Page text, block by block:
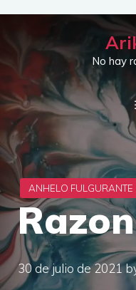
Saltar
contenido
No hay
30 de julio de 2021